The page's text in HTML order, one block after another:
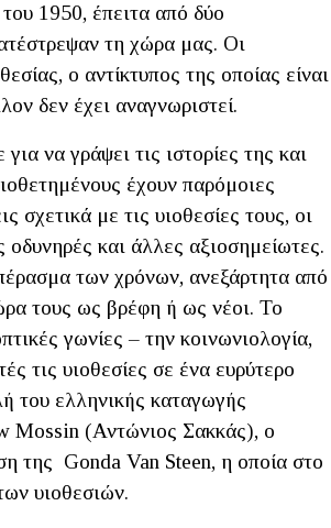
1950, έπειτα από δύο
τη χώρα μας. Οι
ο αντίκτυπος της οποίας είναι
δεν έχει αναγνωριστεί.
να γράψει τις ιστορίες της και
έχουν παρόμοιες
σχετικά με τις υιοθεσίες τους, οι
οδυνηρές και άλλες αξιοσημείωτες.
των χρόνων, ανεξάρτητα από
τους ως βρέφη ή ως νέοι. Το
γωνίες – την κοινωνιολογία,
τις υιοθεσίες σε ένα ευρύτερο
του ελληνικής καταγωγής
Mossin (Αντώνιος Σακκάς), ο
της Gonda Van Steen, η οποία στο
υιοθεσιών.